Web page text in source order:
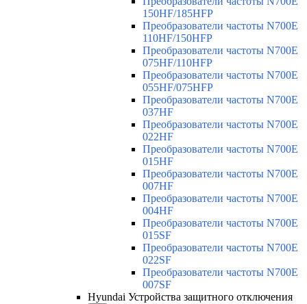
150HF/185HFP
Преобразователи частоты N700E
110HF/150HFP
Преобразователи частоты N700E
075HF/110HFP
Преобразователи частоты N700E
055HF/075HFP
Преобразователи частоты N700E
037HF
Преобразователи частоты N700E
022HF
Преобразователи частоты N700E
015HF
Преобразователи частоты N700E
007HF
Преобразователи частоты N700E
004HF
Преобразователи частоты N700E
015SF
Преобразователи частоты N700E
022SF
Преобразователи частоты N700E
007SF
Hyundai Устройства защитного отключения